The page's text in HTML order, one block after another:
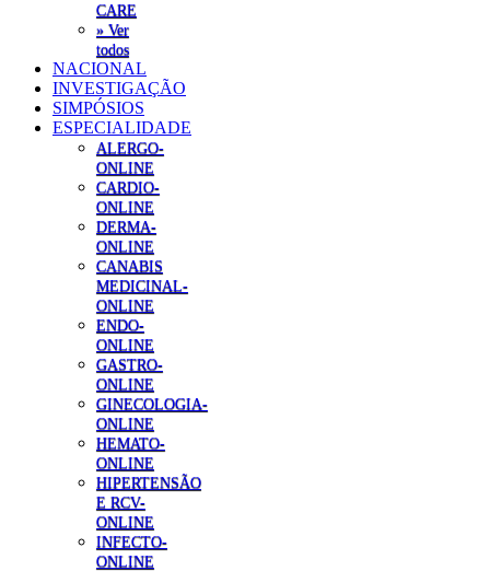
CARE
» Ver
todos
NACIONAL
INVESTIGAÇÃO
SIMPÓSIOS
ESPECIALIDADE
ALERGO-
ONLINE
CARDIO-
ONLINE
DERMA-
ONLINE
CANABIS
MEDICINAL-
ONLINE
ENDO-
ONLINE
GASTRO-
ONLINE
GINECOLOGIA-
ONLINE
HEMATO-
ONLINE
HIPERTENSÃO
E RCV-
ONLINE
INFECTO-
ONLINE